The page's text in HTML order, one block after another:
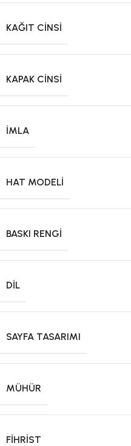
KAĞIT CINSI
KAPAK CINSI
İMLA
HAT MODELI
BASKI RENGI
DIL
SAYFA TASARIMI
MÜHÜR
FIHRIST